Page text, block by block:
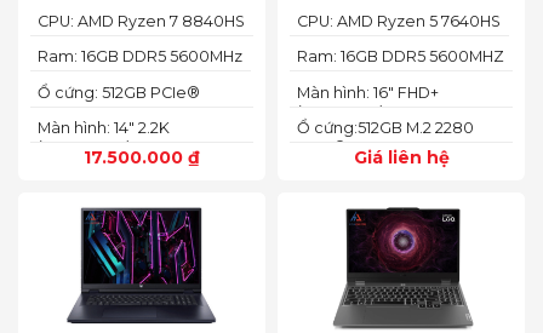
Radeon 780M Màn 14inch
17.500.000 ₫
Màn hình: 14" 2.2K
(2240X1400)
Ổ cứng: 512GB PCIe®
Ram: 16GB DDR5 5600MHz
CPU: AMD Ryzen 7 8840HS
4060 16″ FHD+ 144Hz)
Giá liên hệ
Ổ cứng:512GB M.2 2280
PCIe® 4.0 x4 SSD
Màn hình: 16" FHD+
(1920x1200) IPS
Ram: 16GB DDR5 5600MHZ
CPU: AMD Ryzen 5 7640HS